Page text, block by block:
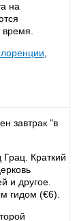
на
завтрак "в
Краткий
и другое.
гидом (€6).